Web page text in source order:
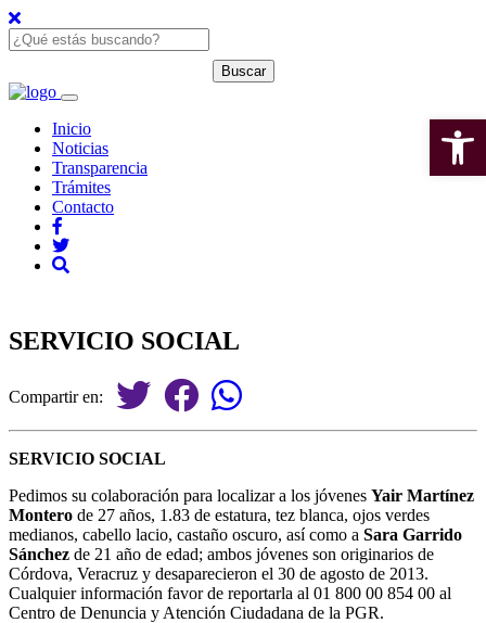
Inicio
Noticias
Transparencia
Trámites
Contacto
SERVICIO SOCIAL
Compartir en:
SERVICIO SOCIAL
Pedimos su colaboración para localizar a los jóvenes Yair Martínez
Montero de 27 años, 1.83 de estatura, tez blanca, ojos verdes
medianos, cabello lacio, castaño oscuro, así como a Sara Garrido
Sánchez de 21 año de edad; ambos jóvenes son originarios de
Córdova, Veracruz y desaparecieron el 30 de agosto de 2013.
Cualquier información favor de reportarla al 01 800 00 854 00 al
Centro de Denuncia y Atención Ciudadana de la PGR.